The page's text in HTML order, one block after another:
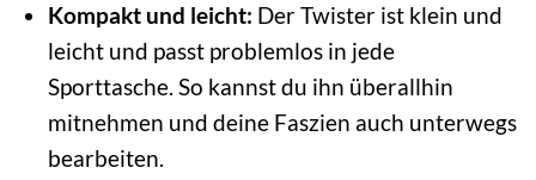
Kompakt und leicht: Der Twister ist klein und
leicht und passt problemlos in jede
Sporttasche. So kannst du ihn überallhin
mitnehmen und deine Faszien auch unterwegs
bearbeiten.